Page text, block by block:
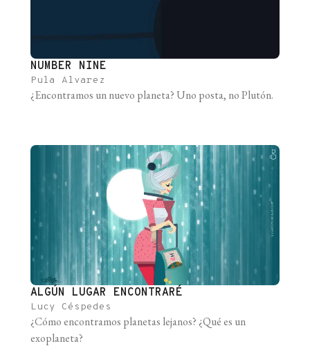
NUMBER NINE
Pula Alvarez
¿Encontramos un nuevo planeta? Uno posta, no Plutón.
ALGÚN LUGAR ENCONTRARÉ
Lucy Céspedes
¿Cómo encontramos planetas lejanos? ¿Qué es un
exoplaneta?